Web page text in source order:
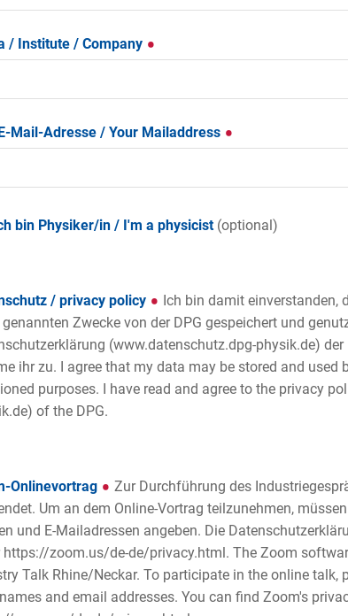
/ Institute / Company
Mail-Adresse / Your Mailaddress
bin Physiker/in / I'm a physicist (optional)
/ privacy policy
Ich bin damit einverstanden,
Zwecke von der DPG gespeichert und
(www.datenschutz.dpg-physik.de) der
ihr zu. I agree that my data may be stored and used
purposes. I have read and agree to the privacy
of the DPG.
Onlinevortrag
Zur Durchführung des
Um an dem Online-Vortrag teilzunehmen,
und E-Mailadressen angeben. Die
https://zoom.us/de-de/privacy.html. The Zoom
Talk Rhine/Neckar. To participate in the online talk,
and email addresses. You can find Zoom's